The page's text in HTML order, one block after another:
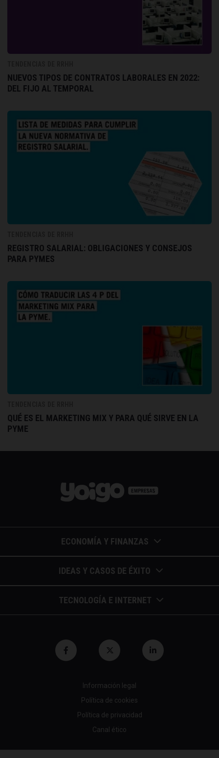
NUEVOS TIPOS DE CONTRATOS LABORALES EN 2022:
DEL FIJO AL TEMPORAL
REGISTRO SALARIAL: OBLIGACIONES Y CONSEJOS
PARA PYMES
QUÉ ES EL MARKETING MIX Y PARA QUÉ SIRVE EN LA
PYME
ECONOMÍA Y FINANZAS
Barómetros de sueldos
Economía colaborativa
Economía para Pymes
Fiscalidad y hacienda
IDEAS Y CASOS DE ÉXITO
Calendario de eventos
Casos de éxito
Entrevistas / autores
Gestión y liderazgo
Psicología y coaching
TECNOLOGÍA E INTERNET
Blockchain y similares
Tecnología en empresas
Información legal
Política de cookies
Política de privacidad
Canal ético